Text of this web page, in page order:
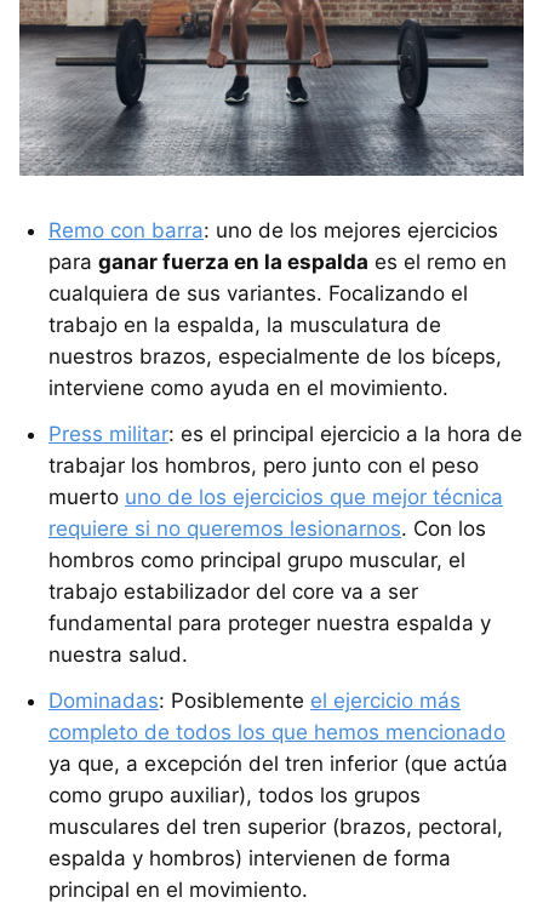
Remo con barra: uno de los mejores ejercicios
para ganar fuerza en la espalda es el remo en
cualquiera de sus variantes. Focalizando el
trabajo en la espalda, la musculatura de
nuestros brazos, especialmente de los bíceps,
interviene como ayuda en el movimiento.
Press militar: es el principal ejercicio a la hora de
trabajar los hombros, pero junto con el peso
muerto uno de los ejercicios que mejor técnica
requiere si no queremos lesionarnos. Con los
hombros como principal grupo muscular, el
trabajo estabilizador del core va a ser
fundamental para proteger nuestra espalda y
nuestra salud.
Dominadas: Posiblemente el ejercicio más
completo de todos los que hemos mencionado
ya que, a excepción del tren inferior (que actúa
como grupo auxiliar), todos los grupos
musculares del tren superior (brazos, pectoral,
espalda y hombros) intervienen de forma
principal en el movimiento.